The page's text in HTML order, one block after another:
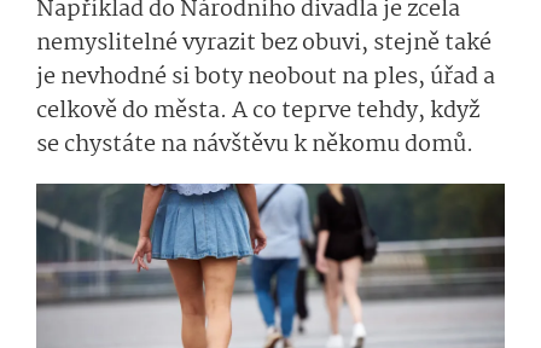
Například do Národního divadla je zcela
nemyslitelné vyrazit bez obuvi, stejně také
je nevhodné si boty neobout na ples, úřad a
celkově do města. A co teprve tehdy, když
se chystáte na návštěvu k někomu domů.